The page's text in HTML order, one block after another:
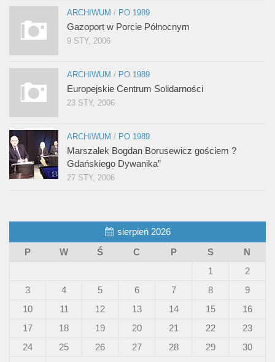
ARCHIWUM / PO 1989
Gazoport w Porcie Północnym
9 STY, 2006
ARCHIWUM / PO 1989
Europejskie Centrum Solidarności
23 STY, 2006
ARCHIWUM / PO 1989
Marszałek Bogdan Borusewicz gościem ?
Gdańskiego Dywanika”
27 STY, 2006
sierpień 2026
P
W Ś C P S
N
1
2
3
4 5 6 7 8
9
10
11 12 13 14 15
16
17
18 19 20 21 22
23
24
25 26 27 28 29
30